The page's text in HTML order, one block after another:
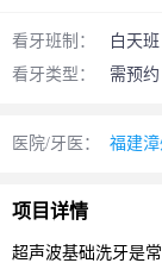
看牙班制：
白天班
看牙类型：
需预约
医院/牙医： 福建
项目详情
超声波基础洗牙是